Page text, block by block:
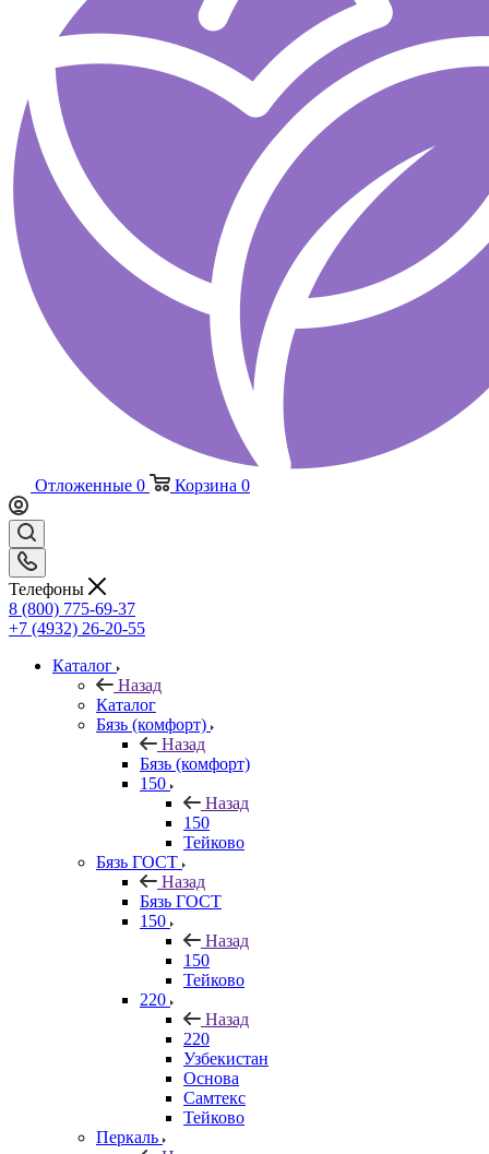
Отложенные 0 Корзина 0
Телефоны
8 (800) 775-69-37
+7 (4932) 26-20-55
Каталог
Назад
Каталог
Бязь (комфорт)
Назад
Бязь (комфорт)
150
Назад
150
Тейково
Бязь ГОСТ
Назад
Бязь ГОСТ
150
Назад
150
Тейково
220
Назад
220
Узбекистан
Основа
Самтекс
Тейково
Перкаль